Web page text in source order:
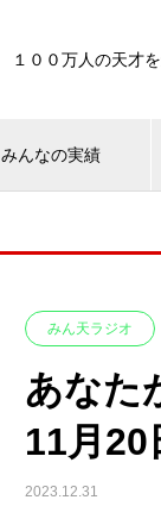
１００万人の天才
みんなの実績
みん天ラジオ
あなた
11月20
2023.12.31